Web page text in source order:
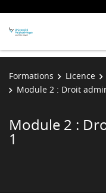
Formations Licence
Module 2 : Droit
Module 2 :
1